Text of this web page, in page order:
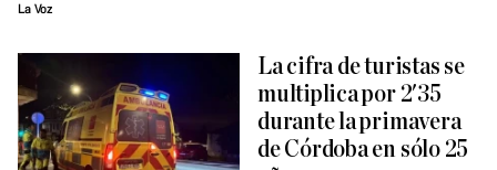
La Voz
La cifra de turistas se
multiplica por 2'35
durante la primavera
de Córdoba en sólo 25